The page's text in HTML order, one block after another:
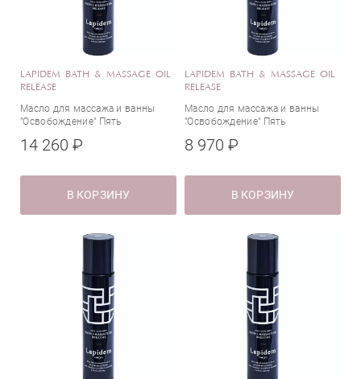
LAPIDEM BATH & MASSAGE OIL
RELEASE
Масло для массажа и ванны
"Освобождение" Пять
14 260 ₽
В КОРЗИНУ
LAPIDEM BATH & MASSAGE OIL
RELEASE
Масло для массажа и ванны
"Освобождение" Пять
8 970 ₽
В КОРЗИНУ